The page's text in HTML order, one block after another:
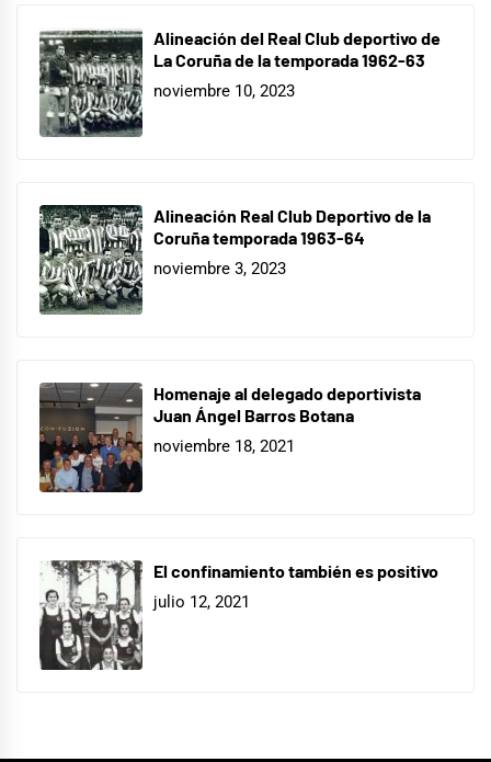
Alineación del Real Club deportivo de
La Coruña de la temporada 1962-63
noviembre 10, 2023
Alineación Real Club Deportivo de la
Coruña temporada 1963-64
noviembre 3, 2023
Homenaje al delegado deportivista
Juan Ángel Barros Botana
noviembre 18, 2021
El confinamiento también es positivo
julio 12, 2021